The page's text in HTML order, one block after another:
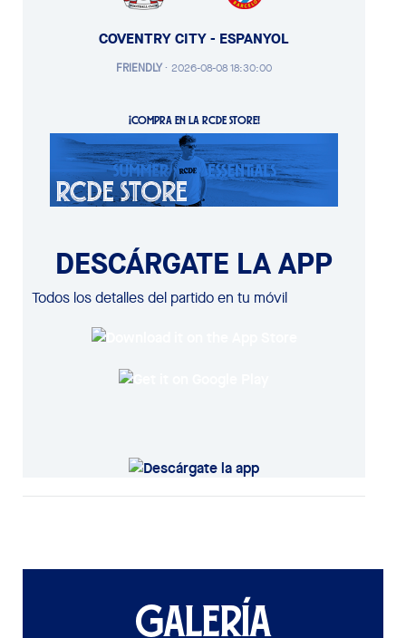
COVENTRY CITY - ESPANYOL
FRIENDLY· 2026-08-08 18:30:00
¡COMPRA EN LA RCDE STORE!
DESCÁRGATE LA APP
Todos los detalles del partido en tu móvil
GALERÍA